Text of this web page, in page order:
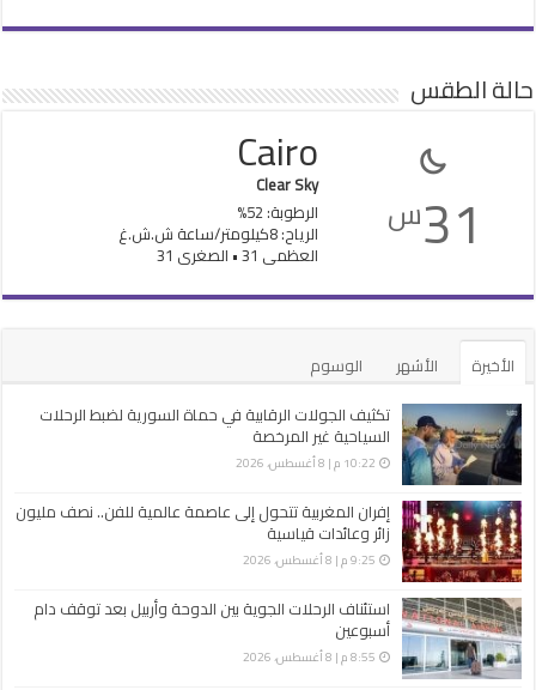
حالة الطقس
31س
Cairo
Clear Sky
الرطوبة: 52%
الرياح: 8كيلومتر/ساعة ش.ش.غ
العظمى 31 • الصغرى 31
الأخيرة الأشهر
الوسوم
تكثيف الجولات الرقابية في حماة السورية لضبط الرحلات
السياحية غير ‏المرخصة
10:22 م | 8 أغسطس، 2026
إفران المغربية تتحول إلى عاصمة عالمية للفن.. نصف مليون
زائر وعائدات قياسية
9:25 م | 8 أغسطس، 2026
استئناف الرحلات الجوية بين الدوحة وأربيل بعد توقف دام
أسبوعين
8:55 م | 8 أغسطس، 2026